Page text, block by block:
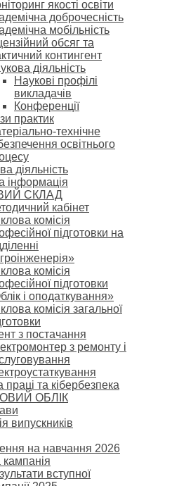
якості освіти
доброчесність
мобільність
обсяг та
контингент
діяльність
Наукові профілі
викладачів
Конференції
практик
технічне
освітнього
діяльність
інформація
СКЛАД
кабінет
комісія
підготовки на
комісія
підготовки
і оподаткування»
комісія загальної
з постачання
з ремонту і
та кібербезпека
ОБЛІК
випускників
на навчання 2026
кампанія
вступної